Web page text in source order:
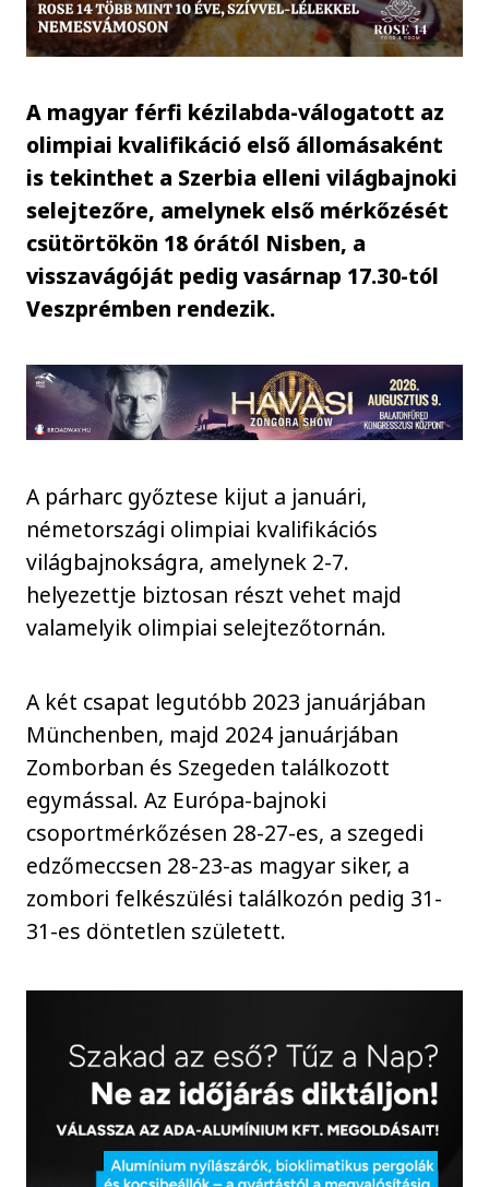
A magyar férfi kézilabda-válogatott az
olimpiai kvalifikáció első állomásaként
is tekinthet a Szerbia elleni világbajnoki
selejtezőre, amelynek első mérkőzését
csütörtökön 18 órától Nisben, a
visszavágóját pedig vasárnap 17.30-tól
Veszprémben rendezik.
A párharc győztese kijut a januári,
németországi olimpiai kvalifikációs
világbajnokságra, amelynek 2-7.
helyezettje biztosan részt vehet majd
valamelyik olimpiai selejtezőtornán.
A két csapat legutóbb 2023 januárjában
Münchenben, majd 2024 januárjában
Zomborban és Szegeden találkozott
egymással. Az Európa-bajnoki
csoportmérkőzésen 28-27-es, a szegedi
edzőmeccsen 28-23-as magyar siker, a
zombori felkészülési találkozón pedig 31-
31-es döntetlen született.